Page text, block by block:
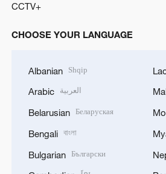
CCTV+
CHOOSE YOUR LANGUAGE
Albanian Shqip
Arabic العربية
Belarusian Беларуская
Bengali বাংলা
Bulgarian Български